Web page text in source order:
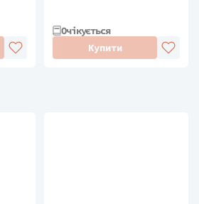
Очікується
Купити